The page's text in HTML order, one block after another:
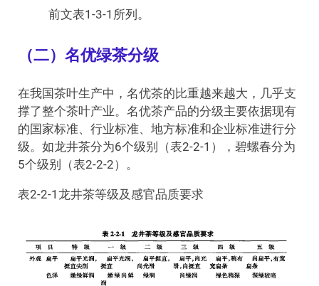
前文表1-3-1所列。
（二）名优绿茶分级
在我国茶叶生产中，名优茶的比重越来越大，几乎支
撑了整个茶叶产业。名优茶产品的分级主要依据现有
的国家标准、行业标准、地方标准和企业标准进行分
级。如龙井茶分为6个级别（表2-2-1），碧螺春分为
5个级别（表2-2-2）。
表2-2-1龙井茶等级及感官品质要求